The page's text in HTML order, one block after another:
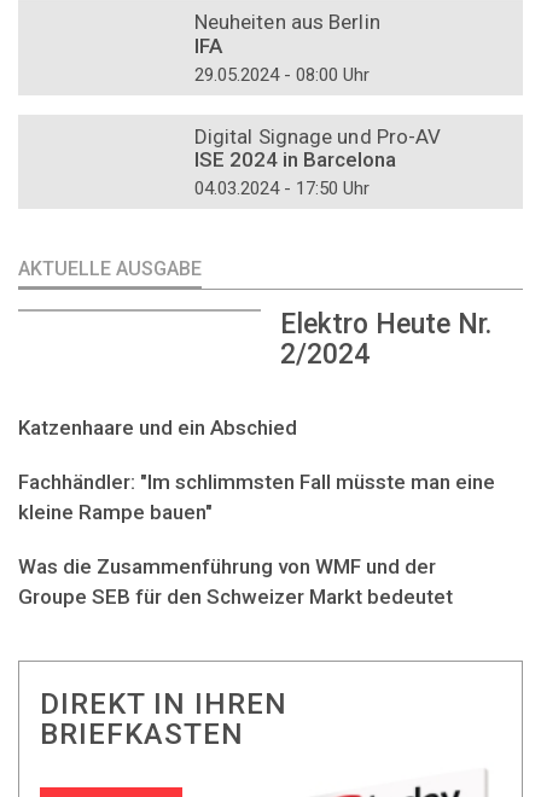
Neuheiten aus Berlin
IFA
29.05.2024 - 08:00 Uhr
Digital Signage und Pro-AV
ISE 2024 in Barcelona
04.03.2024 - 17:50 Uhr
AKTUELLE AUSGABE
Elektro Heute Nr.
2/2024
Katzenhaare und ein Abschied
Fachhändler: "Im schlimmsten Fall müsste man eine
kleine Rampe bauen"
Was die Zusammenführung von WMF und der
Groupe SEB für den Schweizer Markt bedeutet
DIREKT IN IHREN
BRIEFKASTEN